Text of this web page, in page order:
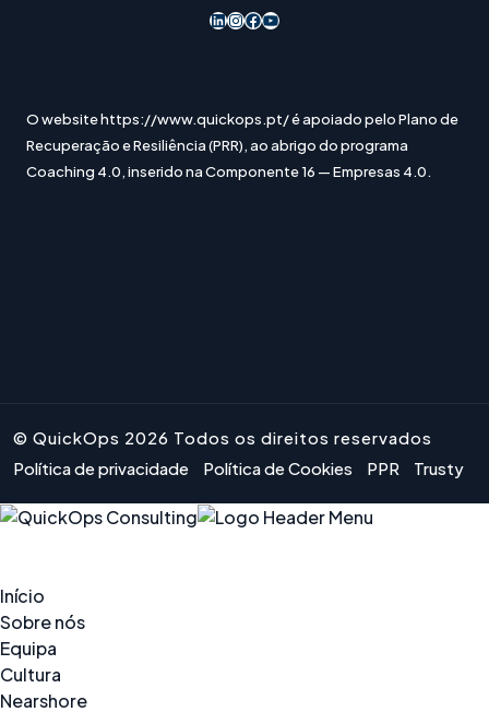
LinkedIn InstagramAcesso ao Facebook YouTube
O website https://www.quickops.pt/ é apoiado pelo Plano de
Recuperação e Resiliência (PRR), ao abrigo do programa
Coaching 4.0, inserido na Componente 16 — Empresas 4.0.
© QuickOps 2026 Todos os direitos reservados
Política de privacidade
Política de Cookies PPR Trusty
Início
Sobre nós
Equipa
Cultura
Nearshore